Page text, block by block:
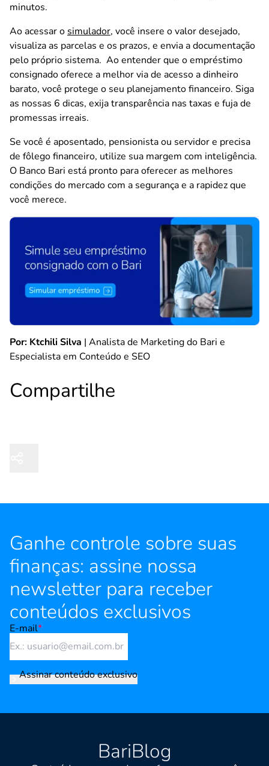
minutos.
Ao acessar o simulador, você insere o valor desejado,
visualiza as parcelas e os prazos, e envia a documentação
pelo próprio sistema. Ao entender que o empréstimo
consignado oferece a melhor via de acesso a dinheiro
barato, você protege o seu planejamento financeiro. Siga
as nossas 6 dicas, exija transparência nas taxas e fuja de
promessas irreais.
Se você é aposentado, pensionista ou servidor e precisa
de fôlego financeiro, utilize sua margem com inteligência.
O Banco Bari está pronto para oferecer as melhores
condições do mercado com a segurança e a rapidez que
você merece.
Por: Ktchili Silva | Analista de Marketing do Bari e
Especialista em Conteúdo e SEO
Compartilhe
Ganhe controle sobre suas
finanças: assine nossa
newsletter para receber
conteúdos exclusivos
E-mail*
Assinar conteúdo exclusivo
BariBlog